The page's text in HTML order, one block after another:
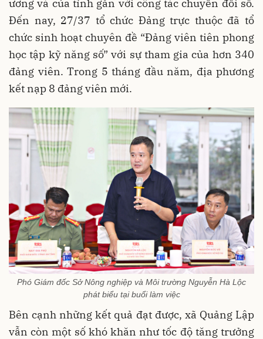
ương và của tỉnh gắn với công tác chuyển đổi số.
Đến nay, 27/37 tổ chức Đảng trực thuộc đã tổ
chức sinh hoạt chuyên đề “Đảng viên tiên phong
học tập kỹ năng số” với sự tham gia của hơn 340
đảng viên. Trong 5 tháng đầu năm, địa phương
kết nạp 8 đảng viên mới.
Phó Giám đốc Sở Nông nghiệp và Môi trường Nguyễn Hà Lộc
phát biểu tại buổi làm việc
Bên cạnh những kết quả đạt được, xã Quảng Lập
vẫn còn một số khó khăn như tốc độ tăng trưởng